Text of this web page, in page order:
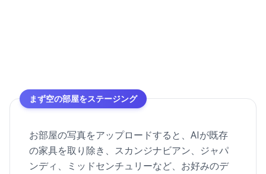
まず空の部屋をステージング
お部屋の写真をアップロードすると、AIが既存
の家具を取り除き、スカンジナビアン、ジャパ
ンディ、ミッドセンチュリーなど、お好みのデ